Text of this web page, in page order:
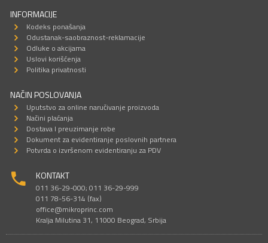
INFORMACIJE
Kodeks ponašanja
Odustanak-saobraznost-reklamacije
Odluke o akcijama
Uslovi korišćenja
Politika privatnosti
NAČIN POSLOVANJA
Uputstvo za online naručivanje proizvoda
Načini plaćanja
Dostava I preuzimanje robe
Dokument za evidentiranje poslovnih partnera
Potvrda o izvršenom evidentiranju za PDV
KONTAKT
011 36-29-000; 011 36-29-999
011 78-56-314 (fax)
office@mikroprinc.com
Kralja Milutina 31, 11000 Beograd, Srbija